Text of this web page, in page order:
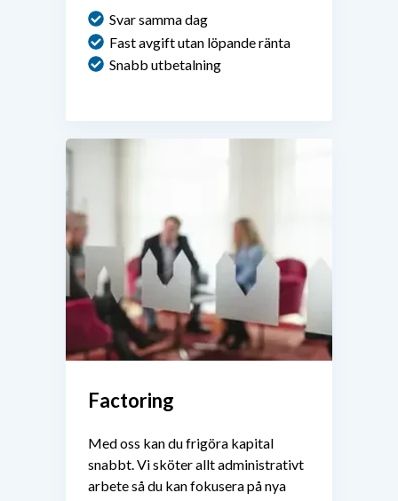
Svar samma dag
Fast avgift utan löpande ränta
Snabb utbetalning
Factoring
Med oss kan du frigöra kapital
snabbt. Vi sköter allt administrativt
arbete så du kan fokusera på nya